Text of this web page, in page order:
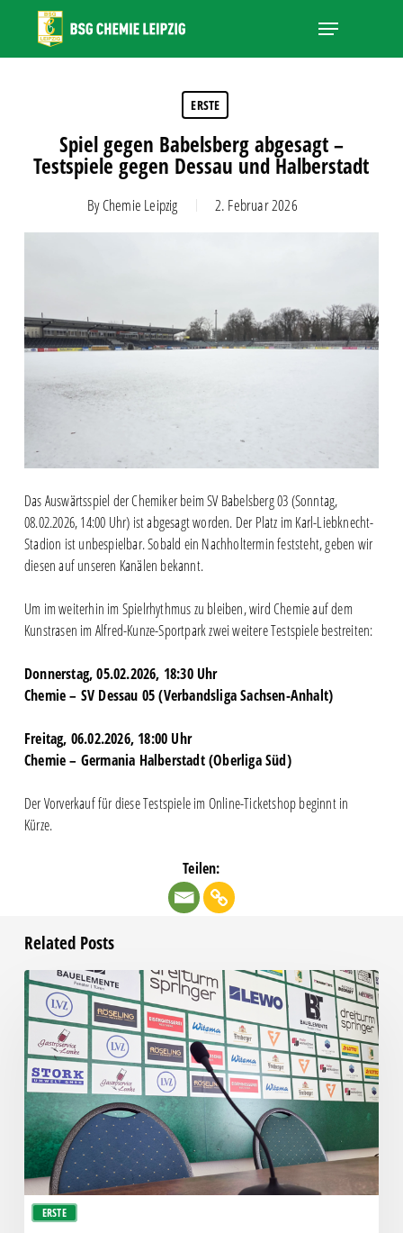
main
Menu
ERSTE
Spiel gegen Babelsberg abgesagt –
Testspiele gegen Dessau und Halberstadt
ByChemie Leipzig 2. Februar 2026
Das Auswärtsspiel der Chemiker beim SV Babelsberg 03 (Sonntag,
08.02.2026, 14:00 Uhr) ist abgesagt worden. Der Platz im Karl-Liebknecht-
Stadion ist unbespielbar. Sobald ein Nachholtermin feststeht, geben wir
diesen auf unseren Kanälen bekannt.
Um im weiterhin im Spielrhythmus zu bleiben, wird Chemie auf dem
Kunstrasen im Alfred-Kunze-Sportpark zwei weitere Testspiele bestreiten:
Donnerstag, 05.02.2026, 18:30 Uhr
Chemie – SV Dessau 05 (Verbandsliga Sachsen-Anhalt)
Freitag, 06.02.2026, 18:00 Uhr
Chemie – Germania Halberstadt (Oberliga Süd)
Der Vorverkauf für diese Testspiele im Online-Ticketshop beginnt in
Kürze.
Teilen:
Related Posts
ERSTE
Pressegespräch
vor
RSV
Eintracht
1949
–
Chemie
Close